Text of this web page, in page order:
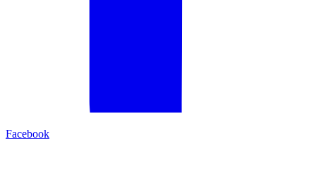
Facebook